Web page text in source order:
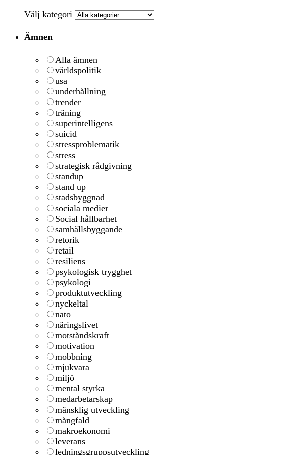
Välj kategori
Ämnen
Alla ämnen
världspolitik
usa
underhållning
trender
träning
superintelligens
suicid
stressproblematik
stress
strategisk rådgivning
standup
stand up
stadsbyggnad
sociala medier
Social hållbarhet
samhällsbyggande
retorik
retail
resiliens
psykologisk trygghet
psykologi
produktutveckling
nyckeltal
nato
näringslivet
motståndskraft
motivation
mobbning
mjukvara
miljö
mental styrka
medarbetarskap
mänsklig utveckling
mångfald
makroekonomi
leverans
ledningsgruppsutveckling